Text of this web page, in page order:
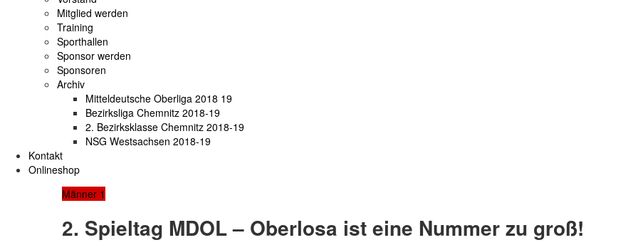
Mitglied werden
Training
Sporthallen
Sponsor werden
Sponsoren
Archiv
Mitteldeutsche Oberliga 2018 19
Bezirksliga Chemnitz 2018-19
2. Bezirksklasse Chemnitz 2018-19
NSG Westsachsen 2018-19
Kontakt
Onlineshop
Männer 1
2. Spieltag MDOL – Oberlosa ist eine Nummer zu groß!